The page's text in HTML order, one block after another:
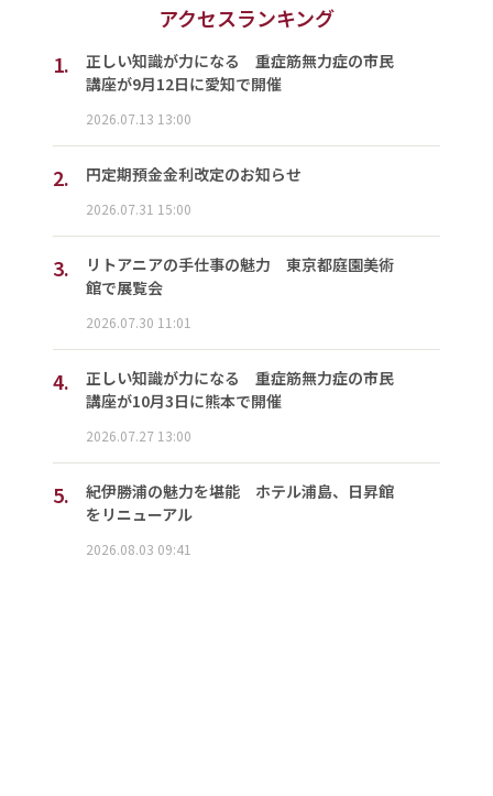
アクセスランキング
1.
正しい知識が力になる 重症筋無力症の市民
講座が9月12日に愛知で開催
2026.07.13 13:00
2. 円定期預金金利改定のお知らせ
2026.07.31 15:00
3.
リトアニアの手仕事の魅力 東京都庭園美術
館で展覧会
2026.07.30 11:01
4.
正しい知識が力になる 重症筋無力症の市民
講座が10月3日に熊本で開催
2026.07.27 13:00
5.
紀伊勝浦の魅力を堪能 ホテル浦島、日昇館
をリニューアル
2026.08.03 09:41